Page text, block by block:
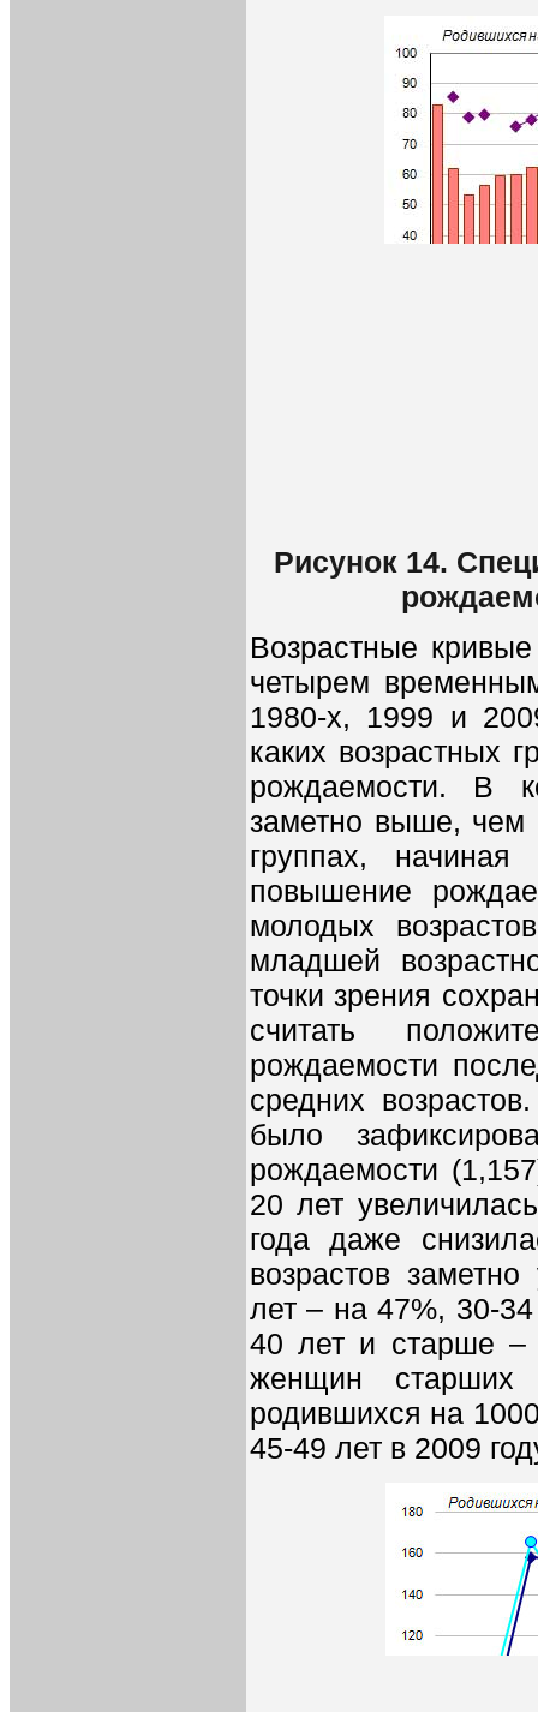
Рисунок 14.
Возрастные
четырем
1980-х, 1999 и
каких возрастных
рождаемости. В
заметно выше, чем
группах,
повышение
молодых
младшей
точки зрения
считать
рождаемости
средних
было
рождаемости
20 лет
года даже
возрастов
лет – на 47%, 30-
40 лет и старше –
женщин старших
родившихся на
45-49 лет в 2009